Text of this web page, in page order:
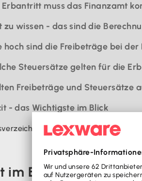
Erbantritt muss das Finanzamt
zu wissen - das sind die
hoch sind die Freibeträge bei
Steuersätze gelten für die
Freibeträge und Steuersätze
- das Wichtigste im Blick
im Erbfall